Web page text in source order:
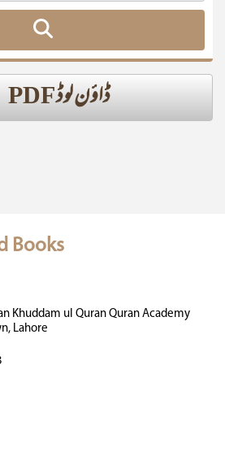
ڈاؤن لوڈ PDF
Books
Khuddam ul Quran Quran Academy
Lahore